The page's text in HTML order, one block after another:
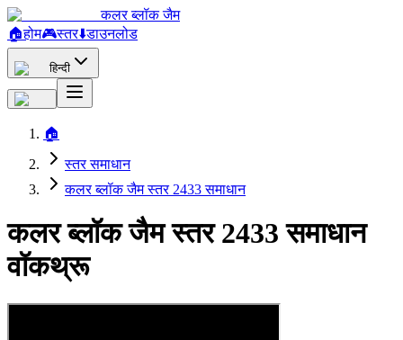
कलर ब्लॉक जैम
🏠होम🎮स्तर⬇️डाउनलोड
हिन्दी
🏠
स्तर समाधान
कलर ब्लॉक जैम स्तर 2433 समाधान
कलर ब्लॉक जैम स्तर 2433 समाधान
वॉकथ्रू